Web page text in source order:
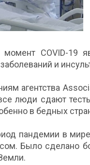
COVID-19
и
агентства
люди сдают
в бедных
пандемии в
Было сделано